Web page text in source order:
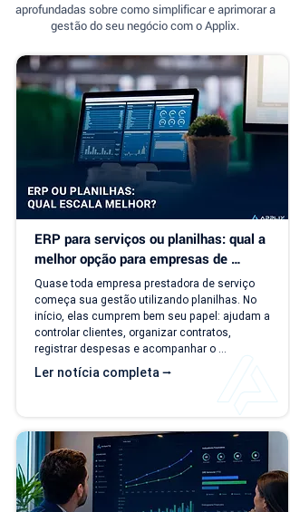
aprofundadas sobre como simplificar e aprimorar a
gestão do seu negócio com o Applix.
ERP para serviços ou planilhas: qual a
melhor opção para empresas de
serviço?
Ler notícia completa ⭢
Quase toda empresa prestadora de serviço
começa sua gestão utilizando planilhas. No
início, elas cumprem bem seu papel: ajudam a
controlar clientes, organizar contratos,
registrar despesas e acompanhar o
faturamento. O problema é que a empresa
evolui, mas o modelo de gestão muitas vezes
continua o mesmo. Com o aumento da
cobranças recorrentes e processos
financeiros mais complexos, aquilo que antes
era simples passa a consumir tempo, gerar
retrabalho e...